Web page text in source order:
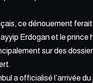
ce dénouement ferait
Erdogan et le prince
sur des
a officialisé l’arrivée